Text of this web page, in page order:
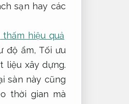
sạn hay các
hiệu quả
độ ẩm, Tối ưu
liệu xây dựng.
sàn này cũng
thời gian mà